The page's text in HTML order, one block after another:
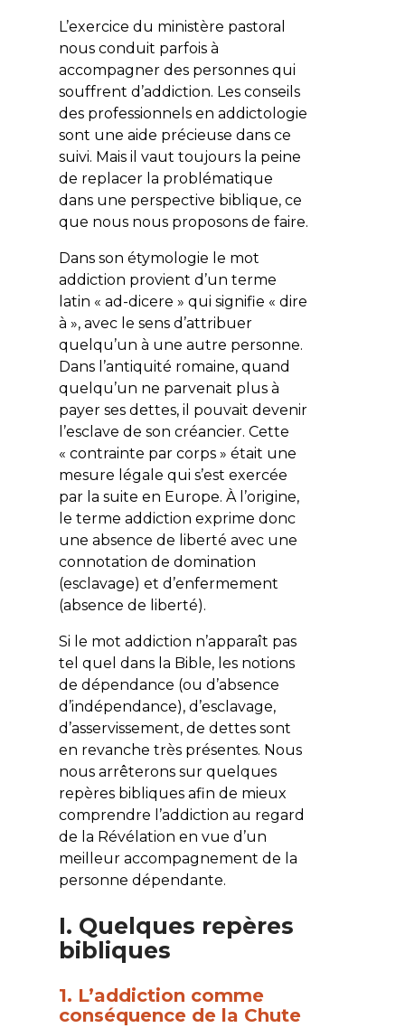
L’exercice du ministère pastoral
nous conduit parfois à
accompagner des personnes qui
souffrent d’addiction. Les conseils
des professionnels en addictologie
sont une aide précieuse dans ce
suivi. Mais il vaut toujours la peine
de replacer la problématique
dans une perspective biblique, ce
que nous nous proposons de faire.
Dans son étymologie le mot
addiction provient d’un terme
latin « ad-dicere » qui signifie « dire
à », avec le sens d’attribuer
quelqu’un à une autre personne.
Dans l’antiquité romaine, quand
quelqu’un ne parvenait plus à
payer ses dettes, il pouvait devenir
l’esclave de son créancier. Cette
« contrainte par corps » était une
mesure légale qui s’est exercée
par la suite en Europe. À l’origine,
le terme addiction exprime donc
une absence de liberté avec une
connotation de domination
(esclavage) et d’enfermement
(absence de liberté).
Si le mot addiction n’apparaît pas
tel quel dans la Bible, les notions
de dépendance (ou d’absence
d’indépendance), d’esclavage,
d’asservissement, de dettes sont
en revanche très présentes. Nous
nous arrêterons sur quelques
repères bibliques afin de mieux
comprendre l’addiction au regard
de la Révélation en vue d’un
meilleur accompagnement de la
personne dépendante.
I. Quelques repères
bibliques
1. L’addiction comme
conséquence de la Chute